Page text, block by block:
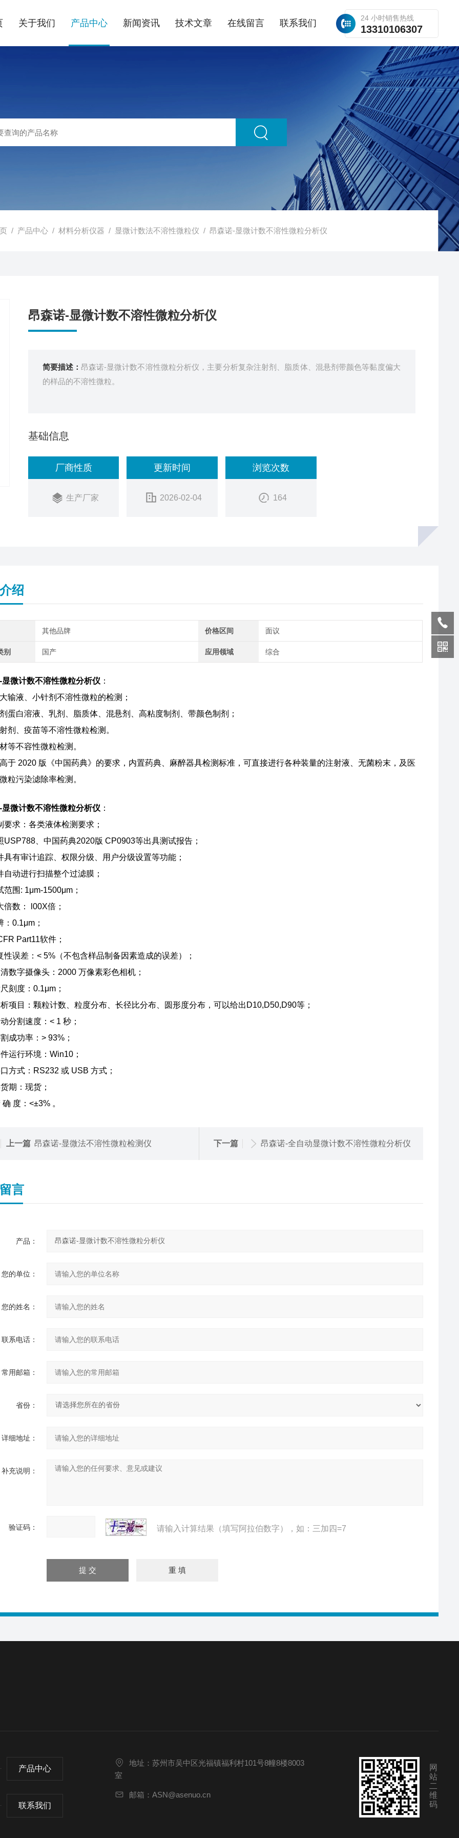
24 小时销售热线
13310106307
关于我们 产品中心 新闻资讯 技术文章 在线留言 联系我们
/ 产品中心 /材料分析仪器 / 显微计数法不溶性微粒仪 / 昂森诺-显微计数不溶性微粒分析仪
昂森诺-显微计数不溶性微粒分析仪
简要描述： 昂森诺-显微计数不溶性微粒分析仪，主要分析复杂注射剂、脂质体、混悬剂带颜色等黏度偏大
的样品的不溶性微粒。
基础信息
厂商性质
生产厂家
更新时间
2026-02-04
浏览次数
164
绍
其他品牌 价格区间 面议
别 国产 应用领域 综合
显微计数不溶性微粒分析仪 ：
输液、小针剂不溶性微粒的检测；
蛋白溶液、乳剂、脂质体、混悬剂、高粘度制剂、带颜色制剂；
剂、疫苗等不溶性微粒检测。
等不容性微粒检测。
于 2020 版《中国药典》的要求，内置药典、麻醉器具检测标准，可直接进行各种装量的注射液、无菌粉末，及医
粒污染滤除率检测。
显微计数不溶性微粒分析仪 ：
要求：各类液体检测要求；
USP788、中国药典2020版 CP0903等出具测试报告；
具有审计追踪、权限分级、用户分级设置等功能；
自动进行扫描整个过滤膜；
范围: 1μm-1500μm；
倍数： l00X倍；
：0.1μm；
Part11软件；
性误差：< 5%（不包含样品制备因素造成的误差）；
数字摄像头：2000 万像素彩色相机；
刻度：0.1μm；
项目：颗粒计数、粒度分布、长径比分布、圆形度分布，可以给出D10,D50,D90等；
分割速度：< 1 秒；
成功率：> 93%；
运行环境：Win10；
方式：RS232 或 USB 方式；
期：现货；
度：<±3% 。
上一篇 昂森诺-显微法不溶性微粒检测仪 下一篇 昂森诺-全自动显微计数不溶性微粒分析仪
言
产品：
您的单位：
您的姓名：
联系电话：
常用邮箱：
省份：
详细地址：
补充说明：
验证码： 请输入计算结果（填写阿拉伯数字），如：三加四=7
产品中心
联系我们
地址：苏州市吴中区光福镇福利村101号8幢8楼8003
室
邮箱：ASN@asenuo.cn
网
站
二
维
码